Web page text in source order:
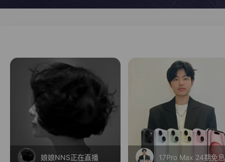
娘娘NNS正在直播 17Pro Max 24期免息